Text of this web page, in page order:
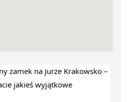
zamek na Jurze Krakowsko –
jakieś wyjątkowe